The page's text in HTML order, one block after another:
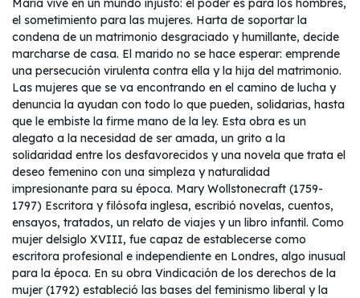
María vive en un mundo injusto: el poder es para los hombres,
el sometimiento para las mujeres. Harta de soportar la
condena de un matrimonio desgraciado y humillante, decide
marcharse de casa. El marido no se hace esperar: emprende
una persecución virulenta contra ella y la hija del matrimonio.
Las mujeres que se va encontrando en el camino de lucha y
denuncia la ayudan con todo lo que pueden, solidarias, hasta
que le embiste la firme mano de la ley. Esta obra es un
alegato a la necesidad de ser amada, un grito a la
solidaridad entre los desfavorecidos y una novela que trata el
deseo femenino con una simpleza y naturalidad
impresionante para su época. Mary Wollstonecraft (1759-
1797) Escritora y filósofa inglesa, escribió novelas, cuentos,
ensayos, tratados, un relato de viajes y un libro infantil. Como
mujer delsiglo XVIII, fue capaz de establecerse como
escritora profesional e independiente en Londres, algo inusual
para la época. En su obra Vindicación de los derechos de la
mujer (1792) estableció las bases del feminismo liberal y la